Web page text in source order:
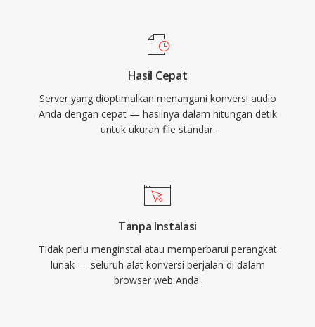
Hasil Cepat
Server yang dioptimalkan menangani konversi audio
Anda dengan cepat — hasilnya dalam hitungan detik
untuk ukuran file standar.
Tanpa Instalasi
Tidak perlu menginstal atau memperbarui perangkat
lunak — seluruh alat konversi berjalan di dalam
browser web Anda.